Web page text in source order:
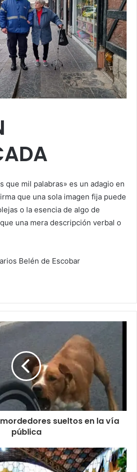
que mil palabras» es un adagio en
que una sola imagen fija puede
o la esencia de algo de
una mera descripción verbal o
Belén de Escobar
sueltos en la vía
pública